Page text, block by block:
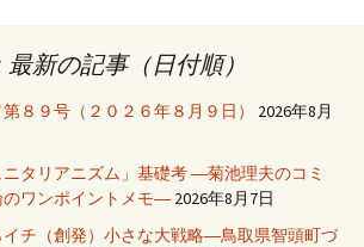
最新の記事（日付順）
８９号（２０２６年８月９日）
2026年8月
タリアニズム」基礎考 ―菊池理夫のコミ
のワンポイントメモ― 2026年8月7日
チ（創発）小さな大戦略―鳥取県智頭町づ